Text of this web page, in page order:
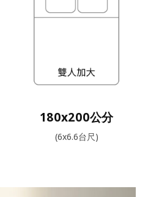
180x200公分
(6x6.6台尺)